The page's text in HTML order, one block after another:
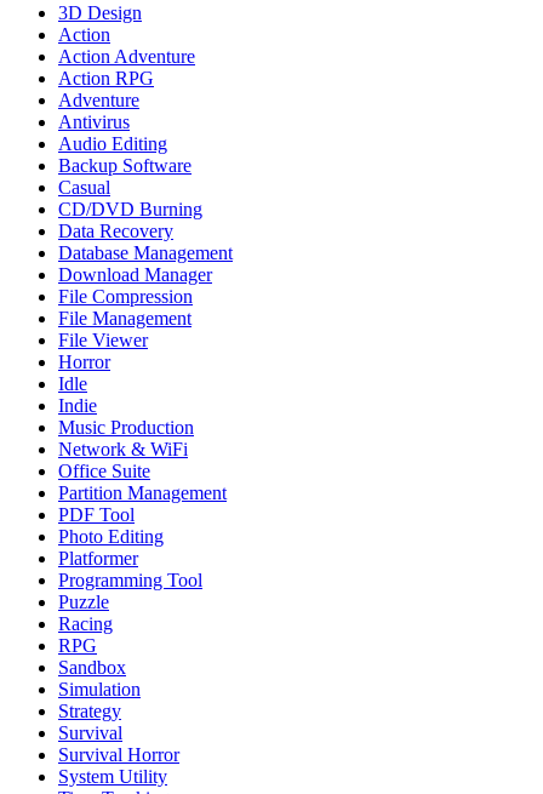
3D Design
Action
Action Adventure
Action RPG
Adventure
Antivirus
Audio Editing
Backup Software
Casual
CD/DVD Burning
Data Recovery
Database Management
Download Manager
File Compression
File Management
File Viewer
Horror
Idle
Indie
Music Production
Network & WiFi
Office Suite
Partition Management
PDF Tool
Photo Editing
Platformer
Programming Tool
Puzzle
Racing
RPG
Sandbox
Simulation
Strategy
Survival
Survival Horror
System Utility